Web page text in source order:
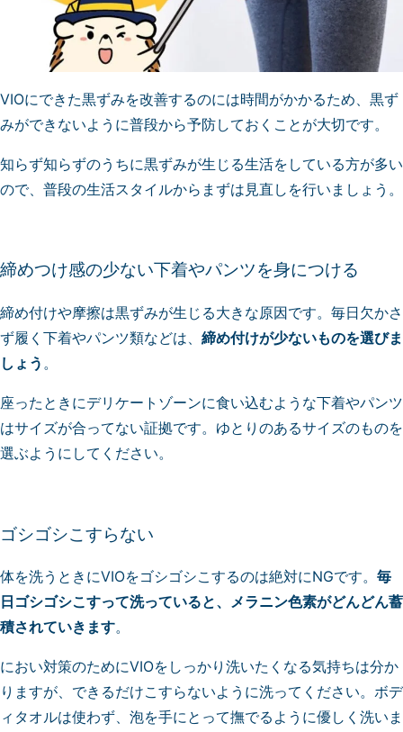
VIOにできた黒ずみを改善するのには時間がかかるため、黒ず
みができないように普段から予防しておくことが大切です。
知らず知らずのうちに黒ずみが生じる生活をしている方が多い
ので、普段の生活スタイルからまずは見直しを行いましょう。
締めつけ感の少ない下着やパンツを身につける
締め付けや摩擦は黒ずみが生じる大きな原因です。毎日欠かさ
ず履く下着やパンツ類などは、 締め付けが少ないものを選びま
しょう 。
座ったときにデリケートゾーンに食い込むような下着やパンツ
はサイズが合ってない証拠です。ゆとりのあるサイズのものを
選ぶようにしてください。
ゴシゴシこすらない
体を洗うときにVIOをゴシゴシこするのは絶対にNGです。 毎
日ゴシゴシこすって洗っていると、メラニン色素がどんどん蓄
積されていきます。
におい対策のためにVIOをしっかり洗いたくなる気持ちは分か
りますが、できるだけこすらないように洗ってください。ボデ
ィタオルは使わず、泡を手にとって撫でるように優しく洗いま